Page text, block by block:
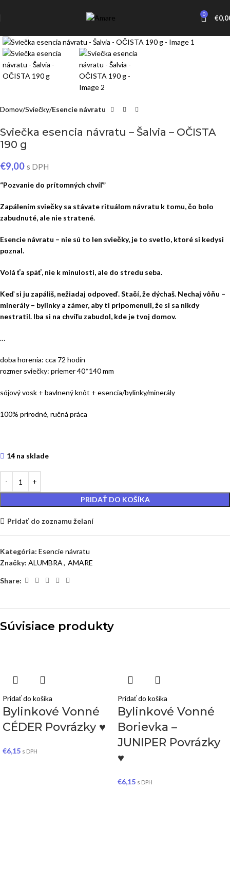
0 €
Domov Sviečky Esencie návratu
Sviečka esencia návratu – Šalvia – OČISTA
190 g
€9,00 s DPH
“Pozvanie do prítomných chvíľ”
Zapálením sviečky sa stávate rituálom návratu k tomu, čo bolo
zabudnuté, ale nie stratené.
Esencie návratu – nie sú to len sviečky, je to svetlo, ktoré si kedysi
poznal.
Volá ťa späť, nie k minulosti, ale do stredu seba.
Keď si ju zapáliš, nežiadaj odpoveď. Stačí, že dýchaš. Nechaj vôňu –
minerály – bylinky a zámer, aby ti pripomenuli, že si sa nikdy
nestratil. Iba si na chvíľu zabudol, kde je tvoj domov.
…
doba horenia: cca 72 hodín
rozmer sviečky: priemer 40*140 mm
sójový vosk + bavlnený knôt + esencia/bylinky/minerály
100% prírodné, ručná práca
14 na sklade
PRIDAŤ DO KOŠÍKA
Pridať do zoznamu želaní
Kategória: Esencie návratu
Značky: ALUMBRA, AMARE
Share:
Súvisiace produkty
Pridať do košíka
Bylinkové Vonné
CÉDER Povrázky ♥
€6,15 s DPH
Pridať do košíka
Bylinkové Vonné
Borievka –
JUNIPER Povrázky
♥
€6,15 s DPH